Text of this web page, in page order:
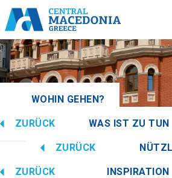
WOHIN GEHEN?
ZURÜCK WAS IST ZU TUN
ZURÜCK
ZURÜCK INSPIRATION